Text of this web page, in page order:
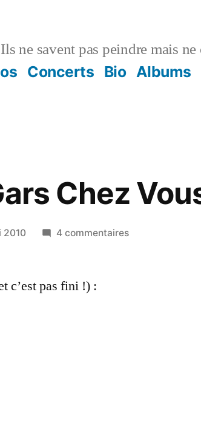
Ils ne savent pas peindre mais
Concerts Bio Albums
Chez
2010 4 commentairessur
c’est pas fini !) :